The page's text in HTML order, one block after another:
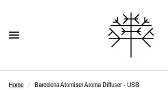
Home / Barcelona Atomiser Aroma Diffuser - USB